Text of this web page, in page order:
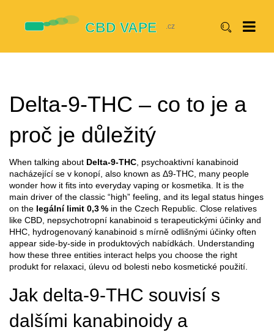
Delta‑9‑THC – co to je a
proč je důležitý
When talking about Delta‑9‑THC psychoaktivní kanabinoid
nacházející se v konopí , also known as Δ9‑THC , many people
wonder how it fits into everyday vaping or kosmetika. It is the
main driver of the classic “high” feeling, and its legal status hinges
on the legální limit 0,3 % in the Czech Republic. Close relatives
like CBD nepsychotropní kanabinoid s terapeutickými účinky and
HHC hydrogenovaný kanabinoid s mírně odlišnými účinky often
appear side‑by‑side in produktových nabídkách. Understanding
how these three entities interact helps you choose the right
produkt for relaxaci, úlevu od bolesti nebo kosmetické použití.
Jak delta‑9‑THC souvisí s
dalšími kanabinoidy a